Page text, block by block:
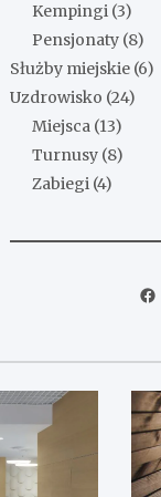
Kempingi (3)
Pensjonaty (8)
Służby miejskie (6)
Uzdrowisko (24)
Miejsca (13)
Turnusy (8)
Zabiegi (4)